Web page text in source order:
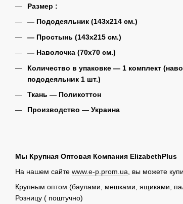
Размер :
― Пододеяльник (143х214 см.)
― Простынь (143х215 см.)
― Наволочка (70х70 см.)
Количество в упаковке ― 1 комплект
пододеяльник 1 шт.)
Ткань ― Поликоттон
Производство ― Украина
Мы Крупная Оптовая Компания ElizabethPlus
На нашем сайте www.e-p.prom.ua , вы можете
Крупным оптом (баулами, мешками, ящиками,
Розницу ( поштучно)